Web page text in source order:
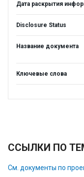
Дата раскрытия
Disclosure Status
Название документа
Ключевые слова
ССЫЛКИ ПО
См. документы по